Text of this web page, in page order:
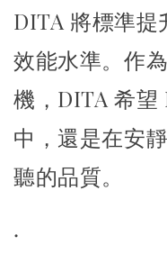
DITA 將標準提
效能水準。 作
機，DITA 希
中， 還是在安
聽的品質。
.